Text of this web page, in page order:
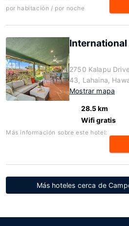
por habitación / por noche
2750 Kalapu
43, Lahaina,
Mostrar mapa
28.5 km
Wifi gratis
Más información sobre este hotel:
Más hoteles cerca de